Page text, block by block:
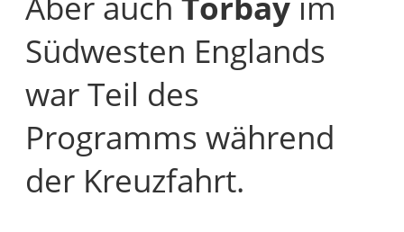
Südwesten Englands
war Teil des
Programms während
der Kreuzfahrt.